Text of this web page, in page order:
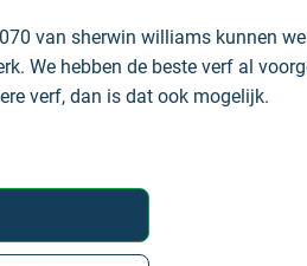
van sherwin williams kunnen
We hebben de beste verf al
verf, dan is dat ook mogelijk.